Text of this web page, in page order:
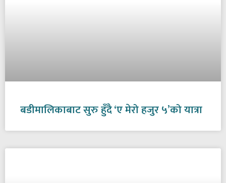
बडीमालिकाबाट सुरु हुँदै ‘ए मेरो हजुर ५’को यात्रा